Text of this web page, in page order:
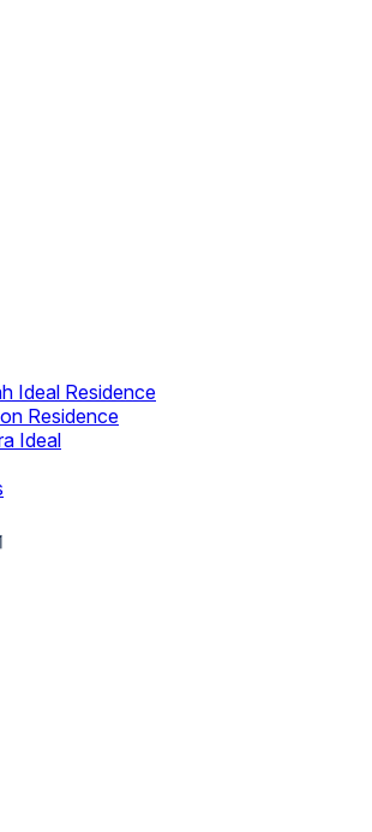
Ideal Residence
Residence
Ideal